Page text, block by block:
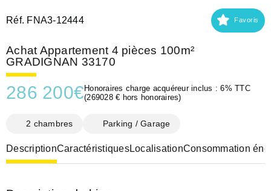
Réf. FNA3-12444 Favoris
Achat Appartement 4 pièces 100m²
GRADIGNAN 33170
286 200€ Honoraires charge acquéreur inclus : 6% TTC
(269028 € hors honoraires)
2 chambres Parking / Garage
DescriptionCaractéristiquesLocalisationConsommation